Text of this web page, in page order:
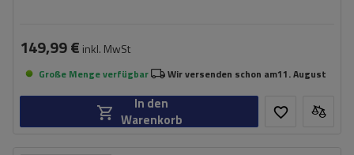
149,99 € inkl. MwSt
Große Menge verfügbar Wir versenden schon am11. August
In den
Warenkorb